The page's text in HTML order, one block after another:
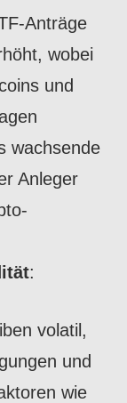
Anträge
wobei
und
wachsende
Anleger
:
volatil,
und
wie